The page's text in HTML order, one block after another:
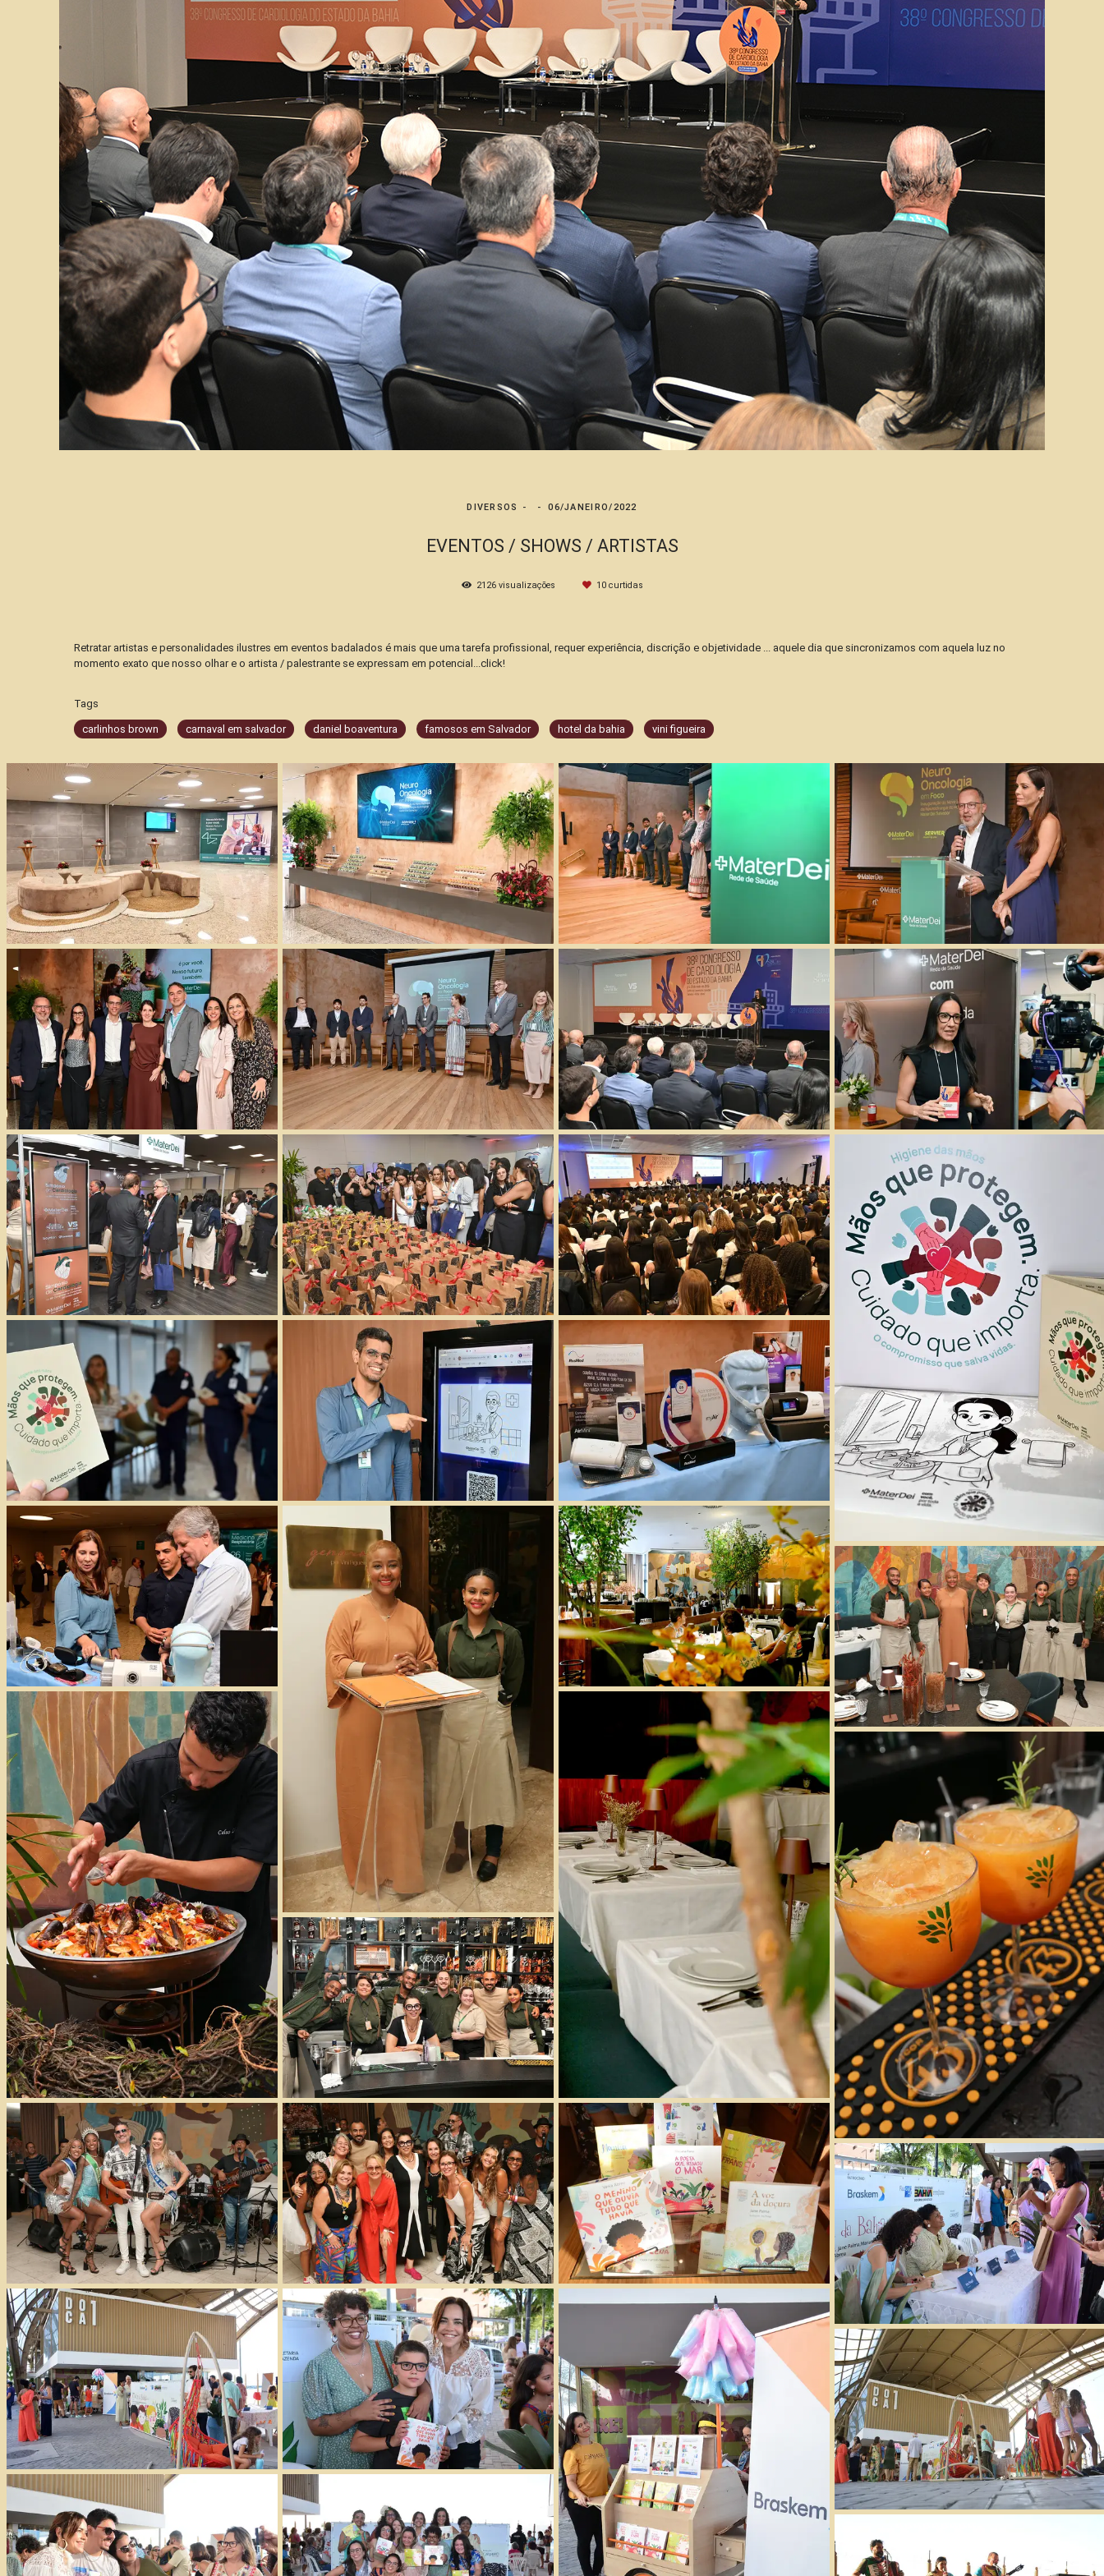
DIVERSOS 06/JANEIRO/2022
EVENTOS / SHOWS / ARTISTAS
2126visualizações 10curtidas
Retratar artistas e personalidades ilustres em eventos badalados é mais que uma tarefa profissional, requer experiência, discrição e objetividade ... aquele dia que sincronizamos com aquela luz no
momento exato que nosso olhar e o artista / palestrante se expressam em potencial...click!
Tags
carlinhos brown carnaval em salvador daniel boaventura famosos em Salvador hotel da bahia vini figueira